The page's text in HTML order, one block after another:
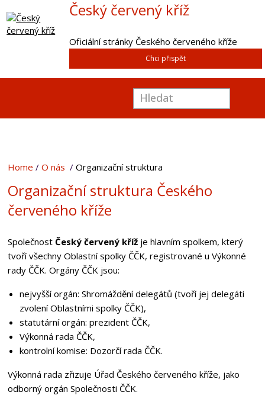
Český červený kříž
Oficiální stránky Českého červeného kříže
Chci přispět
Home O nás Organizační struktura
Organizační struktura Českého
červeného kříže
Společnost Český červený křížje hlavním spolkem, který
tvoří všechny Oblastní spolky ČČK, registrované u Výkonné
rady ČČK. Orgány ČČK jsou:
nejvyšší orgán: Shromáždění delegátů (tvoří jej delegáti
zvolení Oblastními spolky ČČK),
statutární orgán: prezident ČČK,
Výkonná rada ČČK,
kontrolní komise: Dozorčí rada ČČK.
Výkonná rada zřizuje Úřad Českého červeného kříže, jako
odborný orgán Společnosti ČČK.